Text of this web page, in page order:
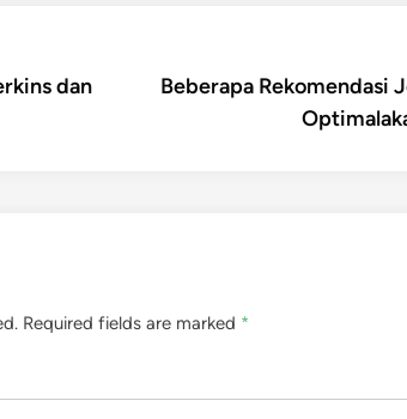
dan
Beberapa Rekomendasi
Required fields are marked *